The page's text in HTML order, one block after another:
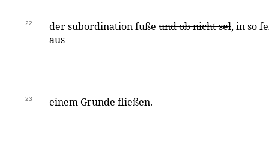
22 der subordination fuße und ob nicht sel, in so
aus
23 einem Grunde fließen.